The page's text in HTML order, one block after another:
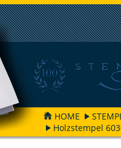
HOME
Holzstempel